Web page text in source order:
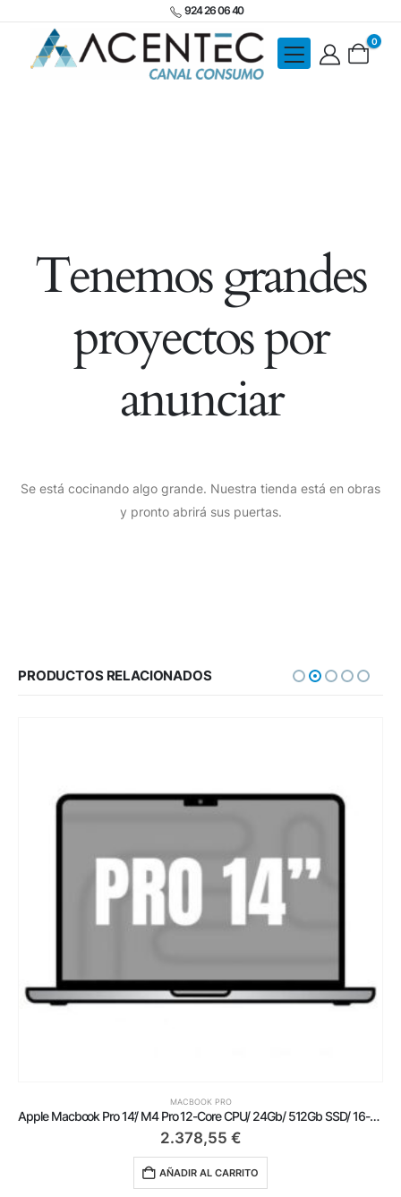
924 26 06 40
0
Tenemos grandes
proyectos por
anunciar
Se está cocinando algo grande. Nuestra tienda está en obras
y pronto abrirá sus puertas.
PRODUCTOS RELACIONADOS
MACBOOK PRO
Apple Macbook Pro 14’/ M4 Pro 12-Core CPU/ 24Gb/ 512Gb SSD/ 16-Core GPU/ Plata
2.378,55 €
AÑADIR AL CARRITO